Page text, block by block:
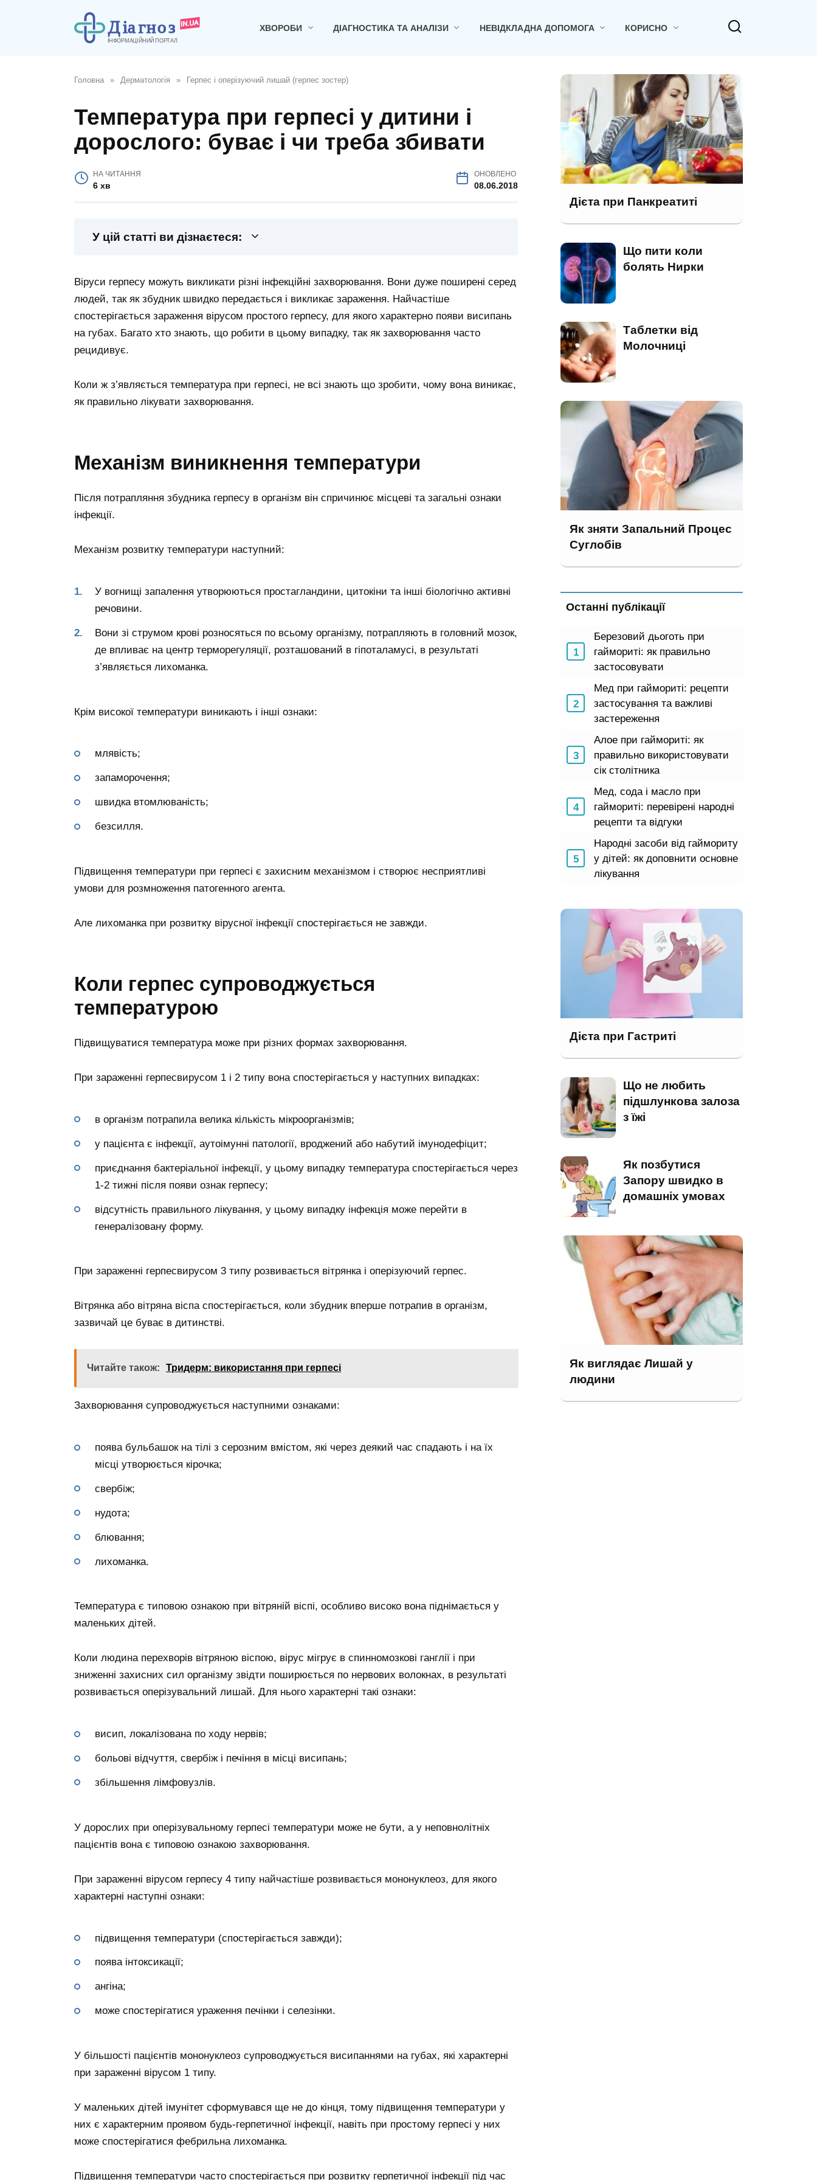
ХВОРОБИ ДІАГНОСТИКА ТА АНАЛІЗИ НЕВІДКЛАДНА ДОПОМОГА КОРИСНО
Головна » Дерматологія » Герпес і оперізуючий лишай (герпес зостер)
Температура при герпесі у дитини і
дорослого: буває і чи треба збивати
НА ЧИТАННЯ
6 хв
ОНОВЛЕНО
08.06.2018
У цій статті ви дізнаєтеся:
Віруси герпесу можуть викликати різні інфекційні захворювання. Вони дуже поширені серед
людей, так як збудник швидко передається і викликає зараження. Найчастіше
спостерігається зараження вірусом простого герпесу, для якого характерно появи висипань
на губах. Багато хто знають, що робити в цьому випадку, так як захворювання часто
рецидивує.
Коли ж з’являється температура при герпесі, не всі знають що зробити, чому вона виникає,
як правильно лікувати захворювання.
Механізм виникнення температури
Після потрапляння збудника герпесу в організм він спричинює місцеві та загальні ознаки
інфекції.
Механізм розвитку температури наступний:
У вогнищі запалення утворюються простагландини, цитокіни та інші біологічно активні
речовини.
Вони зі струмом крові розносяться по всьому організму, потрапляють в головний мозок,
де впливає на центр терморегуляції, розташований в гіпоталамусі, в результаті
з’являється лихоманка.
Крім високої температури виникають і інші ознаки:
млявість;
запаморочення;
швидка втомлюваність;
безсилля.
Підвищення температури при герпесі є захисним механізмом і створює несприятливі
умови для розмноження патогенного агента.
Але лихоманка при розвитку вірусної інфекції спостерігається не завжди.
Коли герпес супроводжується
температурою
Підвищуватися температура може при різних формах захворювання.
При зараженні герпесвирусом 1 і 2 типу вона спостерігається у наступних випадках:
в організм потрапила велика кількість мікроорганізмів;
у пацієнта є інфекції, аутоімунні патології, вроджений або набутий імунодефіцит;
приєднання бактеріальної інфекції, у цьому випадку температура спостерігається через
1-2 тижні після появи ознак герпесу;
відсутність правильного лікування, у цьому випадку інфекція може перейти в
генералізовану форму.
При зараженні герпесвирусом 3 типу розвивається вітрянка і оперізуючий герпес.
Вітрянка або вітряна віспа спостерігається, коли збудник вперше потрапив в організм,
зазвичай це буває в дитинстві.
Читайте також: Тридерм: використання при герпесі
Захворювання супроводжується наступними ознаками:
поява бульбашок на тілі з серозним вмістом, які через деякий час спадають і на їх
місці утворюється кірочка;
свербіж;
нудота;
блювання;
лихоманка.
Температура є типовою ознакою при вітряній віспі, особливо високо вона піднімається у
маленьких дітей.
Коли людина перехворів вітряною віспою, вірус мігрує в спинномозкові ганглії і при
зниженні захисних сил організму звідти поширюється по нервових волокнах, в результаті
розвивається оперізувальний лишай. Для нього характерні такі ознаки:
висип, локалізована по ходу нервів;
больові відчуття, свербіж і печіння в місці висипань;
збільшення лімфовузлів.
У дорослих при оперізувальному герпесі температури може не бути, а у неповнолітніх
пацієнтів вона є типовою ознакою захворювання.
При зараженні вірусом герпесу 4 типу найчастіше розвивається мононуклеоз, для якого
характерні наступні ознаки:
підвищення температури (спостерігається завжди);
поява інтоксикації;
ангіна;
може спостерігатися ураження печінки і селезінки.
У більшості пацієнтів мононуклеоз супроводжується висипаннями на губах, які характерні
при зараженні вірусом 1 типу.
У маленьких дітей імунітет сформувався ще не до кінця, тому підвищення температури у
них є характерним проявом будь-герпетичної інфекції, навіть при простому герпесі у них
може спостерігатися фебрильна лихоманка.
Підвищення температури часто спостерігається при розвитку герпетичної інфекції під час
Дієта при Панкреатиті
Що пити коли
болять Нирки
Таблетки від
Молочниці
Як зняти Запальний Процес
Суглобів
Останні публікації
Березовий дьоготь при
гаймориті: як правильно
застосовувати
Мед при гаймориті: рецепти
застосування та важливі
застереження
Алое при гаймориті: як
правильно використовувати
сік столітника
Мед, сода і масло при
гаймориті: перевірені народні
рецепти та відгуки
Народні засоби від гаймориту
у дітей: як доповнити основне
лікування
Дієта при Гастриті
Що не любить
підшлункова залоза
з їжі
Як позбутися
Запору швидко в
домашніх умовах
Як виглядає Лишай у
людини